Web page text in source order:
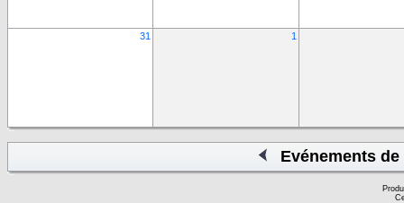
31 1
Evénements